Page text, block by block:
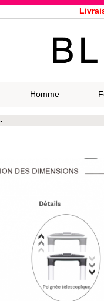
Expédition le jour
33
Homme